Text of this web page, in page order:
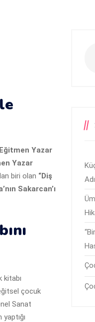
Eğitmen Yazar
Yazar
biri olan “Diş
Sakarcan’ı
kitabı
çocuk
Sanat